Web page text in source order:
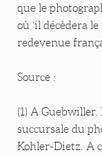
que le
où ’il décèdera
redevenue
Source :
(1) A
succursale du
Kohler-Dietz. A